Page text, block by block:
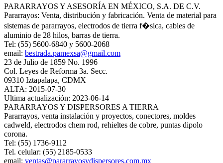
PARARRAYOS Y ASESORÍA EN MÉXICO, S.A. DE C.V.
Pararrayos: Venta, distribución y fabricación. Venta de material para
sistemas de pararrayos, electrodos de tierra f�sica, cables de
aluminio de 28 hilos, barras de tierra.
Tel: (55) 5600-6840 y 5600-2068
email: bestrada.pamexsa@gmail.com
23 de Julio de 1859 No. 1996
Col. Leyes de Reforma 3a. Secc.
09310 Iztapalapa, CDMX
ALTA: 2015-07-30
Ultima actualización: 2023-06-14
PARARRAYOS Y DISPERSORES A TIERRA
Pararrayos, venta instalación y proyectos, conectores, moldes
cadweld, electrodos chem rod, rehieltes de cobre, puntas dipolo
corona.
Tel: (55) 1736-9112
Tel. celular: (55) 2185-0533
email: ventas@pararrayosydispersores.com.mx